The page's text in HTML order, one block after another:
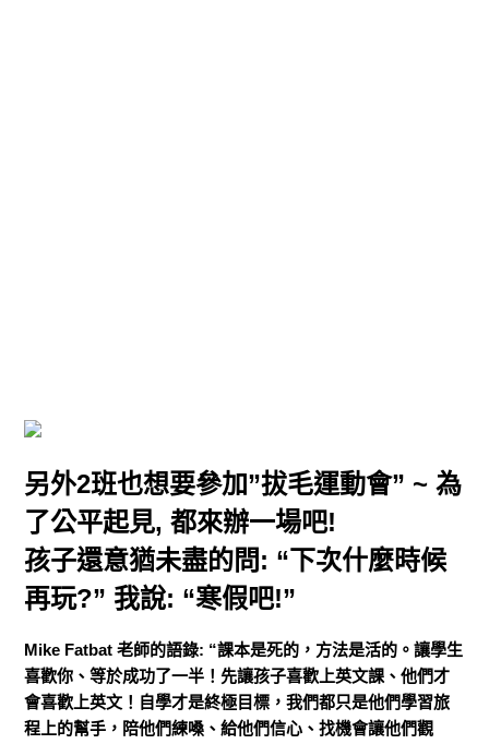
另外2班也想要參加”拔毛運動會” ~ 為
了公平起見, 都來辦一場吧!
孩子還意猶未盡的問: “下次什麼時候
再玩?” 我說: “寒假吧!”
Mike Fatbat 老師的語錄: “課本是死的，方法是活的。讓學生
喜歡你、等於成功了一半！先讓孩子喜歡上英文課、他們才
會喜歡上英文！自學才是終極目標，我們都只是他們學習旅
程上的幫手，陪他們練嗓、給他們信心、找機會讓他們觀